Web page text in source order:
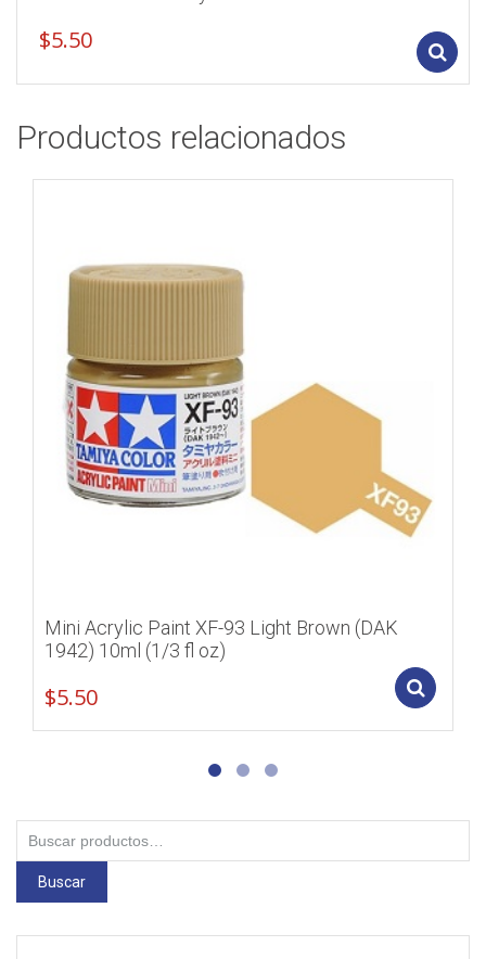
$5.50
Productos relacionados
Mini Acrylic Paint XF-93 Light Brown (DAK
1942) 10ml (1/3 fl oz)
$5.50
Buscar
por:
Buscar